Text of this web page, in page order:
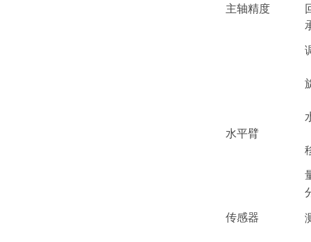
主轴精度
水平臂
传感器